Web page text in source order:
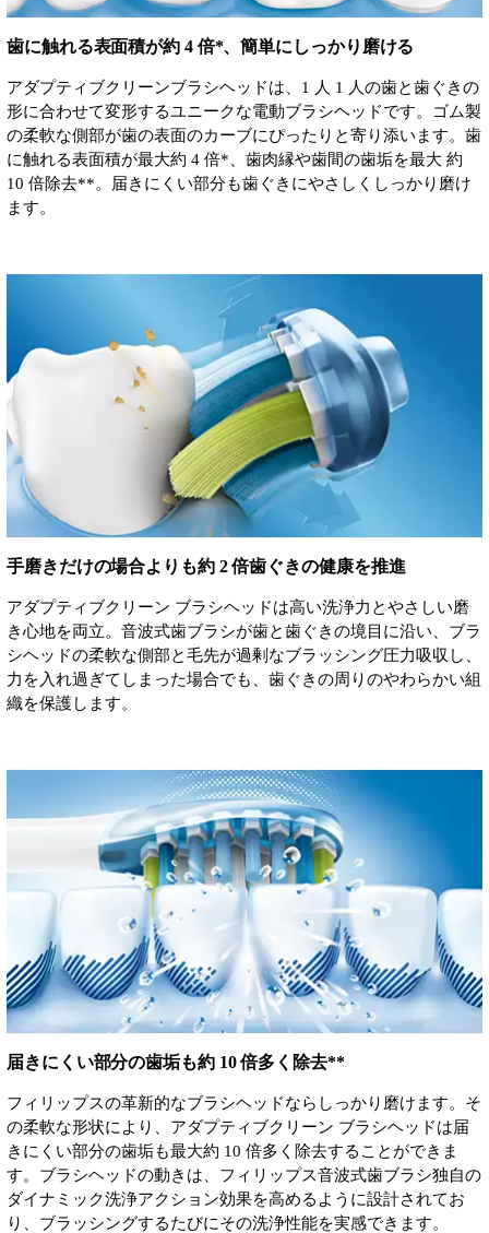
歯に触れる表面積が約 4 倍*、簡単にしっかり磨ける
アダプティブクリーンブラシヘッドは、1 人 1 人の歯と歯ぐきの
形に合わせて変形するユニークな電動ブラシヘッドです。ゴム製
の柔軟な側部が歯の表面のカーブにぴったりと寄り添います。歯
に触れる表面積が最大約 4 倍*、歯肉縁や歯間の歯垢を最大 約
10 倍除去**。届きにくい部分も歯ぐきにやさしくしっかり磨け
ます。
手磨きだけの場合よりも約 2 倍歯ぐきの健康を推進
アダプティブクリーン ブラシヘッドは高い洗浄力とやさしい磨
き心地を両立。音波式歯ブラシが歯と歯ぐきの境目に沿い、ブラ
シヘッドの柔軟な側部と毛先が過剰なブラッシング圧力吸収し、
力を入れ過ぎてしまった場合でも、歯ぐきの周りのやわらかい組
織を保護します。
届きにくい部分の歯垢も約 10 倍多く除去**
フィリップスの革新的なブラシヘッドならしっかり磨けます。そ
の柔軟な形状により、アダプティブクリーン ブラシヘッドは届
きにくい部分の歯垢も最大約 10 倍多く除去することができま
す。ブラシヘッドの動きは、フィリップス音波式歯ブラシ独自の
ダイナミック洗浄アクション効果を高めるように設計されてお
り、ブラッシングするたびにその洗浄性能を実感できます。